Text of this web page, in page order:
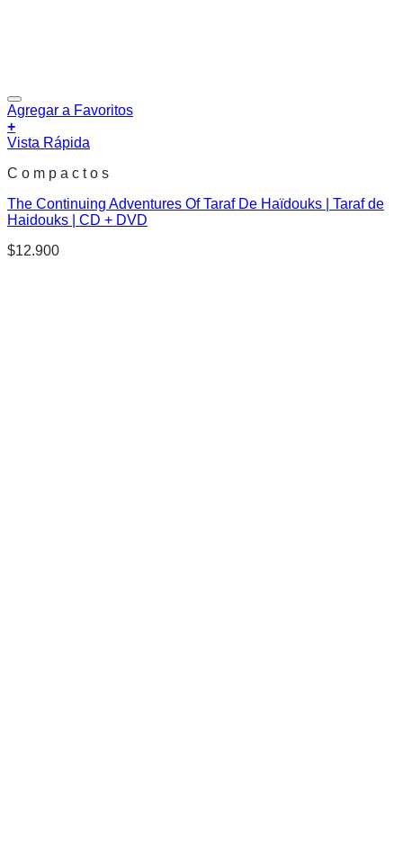
Agregar a Favoritos
+
Vista Rápida
C o m p a c t o s
The Continuing Adventures Of Taraf De Haïdouks | Taraf de
Haidouks | CD + DVD
$12.900